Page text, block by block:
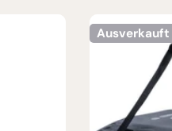
Ausverkauft